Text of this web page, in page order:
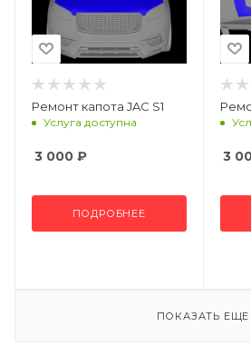
Ремонт капота JAC S1
Услуга доступна
3 000 ₽
ПОДРОБНЕЕ
3
ПОКАЗАТЬ ЕЩЕ